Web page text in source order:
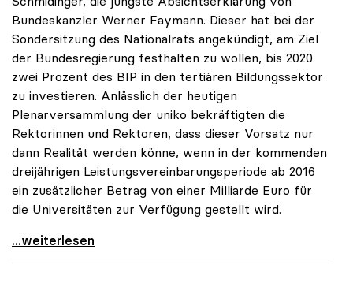
Bundeskanzler Werner Faymann. Dieser hat bei der
Sondersitzung des Nationalrats angekündigt, am Ziel
der Bundesregierung festhalten zu wollen, bis 2020
zwei Prozent des BIP in den tertiären Bildungssektor
zu investieren. Anlässlich der heutigen
Plenarversammlung der uniko bekräftigten die
Rektorinnen und Rektoren, dass dieser Vorsatz nur
dann Realität werden könne, wenn in der kommenden
dreijährigen Leistungsvereinbarungsperiode ab 2016
ein zusätzlicher Betrag von einer Milliarde Euro für
die Universitäten zur Verfügung gestellt wird.
uniko zu Zwei-Prozent-BIP-Ziel: Nur mit
...weiterlesen